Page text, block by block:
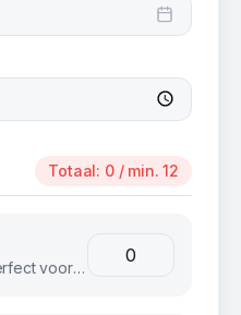
Totaal: 0/ min. 12
Klassieke stadsfietsen, perfect voor groepsuitjes en bedrijfsevents. Betrouwbaar en comfortabel voor iedereen.